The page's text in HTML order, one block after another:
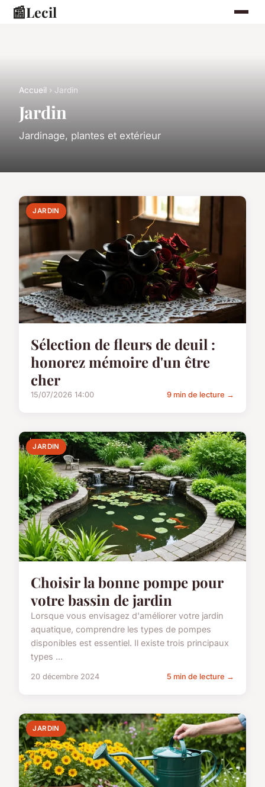
📰Lecil
Accueil › Jardin
Jardin
Jardinage, plantes et extérieur
JARDIN
Sélection de fleurs de deuil :
honorez mémoire d'un être
cher
15/07/2026 14:00 9 min de lecture →
JARDIN
Choisir la bonne pompe pour
votre bassin de jardin
Lorsque vous envisagez d'améliorer votre jardin
aquatique, comprendre les types de pompes
disponibles est essentiel. Il existe trois principaux
types ...
20 décembre 2024 5 min de lecture →
JARDIN